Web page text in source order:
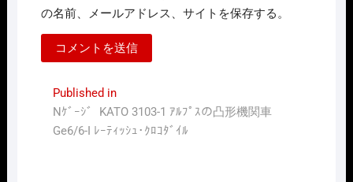
の名前、メールアドレス、サイトを保存する。
投
稿
Published in
Nｹﾞｰｼﾞ KATO 3103-1 ｱﾙﾌﾟｽの凸形機関車
Ge6/6-I ﾚｰﾃｨｯｼｭ･ｸﾛｺﾀﾞｲﾙ